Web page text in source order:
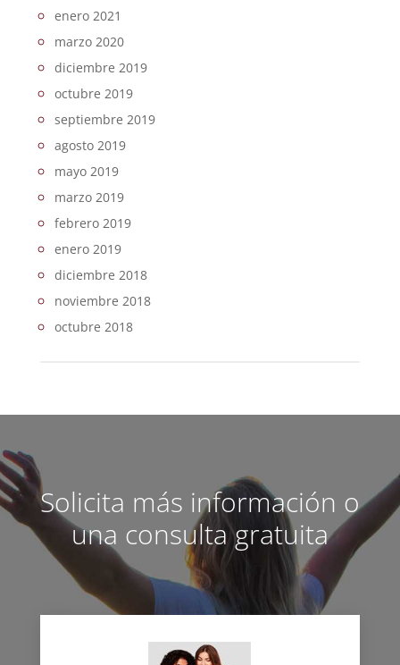
enero 2021
marzo 2020
diciembre 2019
octubre 2019
septiembre 2019
agosto 2019
mayo 2019
marzo 2019
febrero 2019
enero 2019
diciembre 2018
noviembre 2018
octubre 2018
Solicita más información o
una consulta gratuita